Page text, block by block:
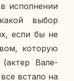
ис­пол­не­нии
выбор
если бы не
ко­то­рую
(актер Ва­ле­
встало на